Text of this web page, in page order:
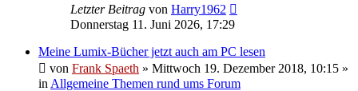
Letzter Beitrag von Harry1962
Donnerstag 11. Juni 2026, 17:29
Meine Lumix-Bücher jetzt auch am PC lesen
von Frank Spaeth » Mittwoch 19. Dezember 2018, 10:15 »
in Allgemeine Themen rund ums Forum